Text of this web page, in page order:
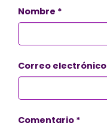
Nombre *
Correo electrónico
Comentario *